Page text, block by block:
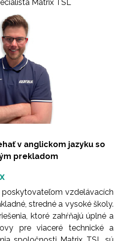
Matrix TSL
v anglickom jazyku so
prekladom
vzdelávacích
stredné a vysoké školy.
ktoré zahŕňajú úplné a
pre viaceré technické a